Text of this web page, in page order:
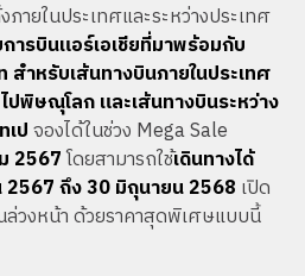
ายในประเทศและระหว่างประเทศ
ารบินแอร์เอเชียที่มาพร้อมกับ
สำหรับเส้นทางบินภายในประเทศ
ปพิษณุโลก และเส้นทางบินระหว่าง
เปจองได้ในช่วง Mega Sale
2567โดยสามารถใช้เดินทางได้
ถึง 30 มิถุนายน 2568 เปิด
วงหน้า ด้วยราคาสุดพิเศษแบบนี้